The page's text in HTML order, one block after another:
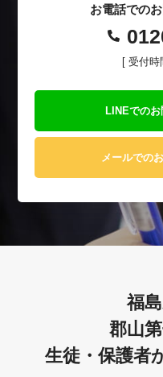
お電話での
[ 受付時
LINEでのお
メールでの
福
郡山
生徒・保護者